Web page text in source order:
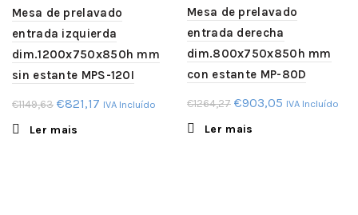
SOLD
OUT
Mesa de prelavado
entrada izquierda
dim.1200x750x850h mm
sin estante MPS-120I
€1149,63 O
preço
€821,17 OIVA Incluído
Ler mais
SOLD
OUT
Mesa de prelavado
entrada derecha
dim.800x750x850h mm
con estante MP-80D
€1264,27 O
preço
€903,05 OIVA Incluído
Ler mais